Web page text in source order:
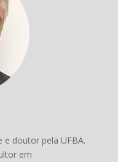
doutor pela UFBA.
em